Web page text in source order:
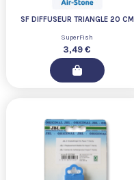
SF DIFFUSEUR TRIANGLE 20 CM
SuperFish
3,49 €